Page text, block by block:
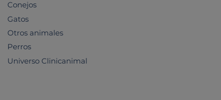
Conejos
Gatos
Otros animales
Perros
Universo Clinicanimal